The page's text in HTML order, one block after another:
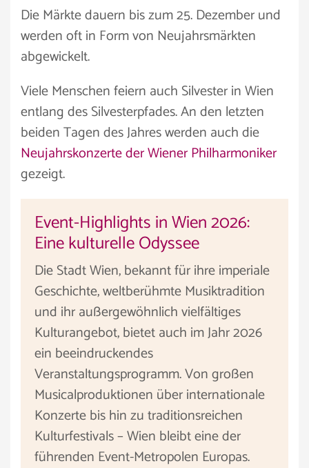
Die Märkte dauern bis zum 25. Dezember und
werden oft in Form von Neujahrsmärkten
abgewickelt.
Viele Menschen feiern auch Silvester in Wien
entlang des Silvesterpfades. An den letzten
beiden Tagen des Jahres werden auch die
Neujahrskonzerte der Wiener Philharmoniker
gezeigt.
Event-Highlights in Wien 2026:
Eine kulturelle Odyssee
Die Stadt Wien, bekannt für ihre imperiale
Geschichte, weltberühmte Musiktradition
und ihr außergewöhnlich vielfältiges
Kulturangebot, bietet auch im Jahr 2026
ein beeindruckendes
Veranstaltungsprogramm. Von großen
Musicalproduktionen über internationale
Konzerte bis hin zu traditionsreichen
Kulturfestivals – Wien bleibt eine der
führenden Event-Metropolen Europas.